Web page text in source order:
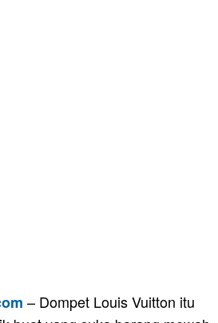
– Dompet Louis Vuitton itu